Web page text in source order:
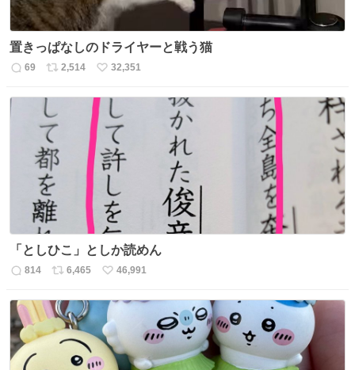
置きっぱなしのドライヤーと戦う猫
返
数
69
リ
ス
ト
数
2,514
い
ね
数
32,351
「としひこ」としか読めん
返
数
814
リ
ス
ト
数
6,465
い
ね
数
46,991